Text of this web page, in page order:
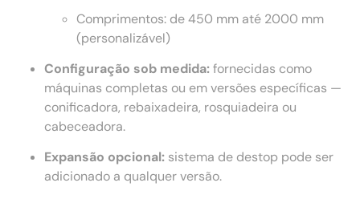
Comprimentos: de 450 mm até 2000 mm
(personalizável)
Configuração sob medida:fornecidas como
máquinas completas ou em versões específicas —
conificadora, rebaixadeira, rosquiadeira ou
cabeceadora.
Expansão opcional: sistema de destop pode ser
adicionado a qualquer versão.